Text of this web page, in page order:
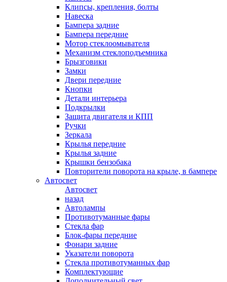
Клипсы, крепления, болты
Навеска
Бампера задние
Бампера передние
Мотор стеклоомывателя
Механизм стеклоподъемника
Брызговики
Замки
Двери передние
Кнопки
Детали интерьера
Подкрылки
Защита двигателя и КПП
Ручки
Зеркала
Крылья передние
Крылья задние
Крышки бензобака
Повторители поворота на крыле, в бампере
Автосвет
Автосвет
назад
Автолампы
Противотуманные фары
Стекла фар
Блок-фары передние
Фонари задние
Указатели поворота
Стекла противотуманных фар
Комплектующие